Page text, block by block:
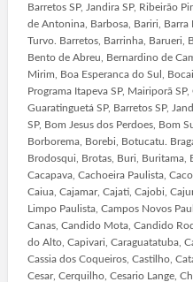
Barretos SP, Jandira SP, Ribeirão
de Antonina, Barbosa, Bariri,
Turvo. Barretos, Barrinha, Barueri,
Bento de Abreu, Bernardino de
Mirim, Boa Esperanca do Sul,
Programa Itapeva SP, Mairiporã SP,
Guaratinguetá SP, Barretos SP,
SP, Bom Jesus dos Perdoes, Bom
Borborema, Borebi, Botucatu.
Brodosqui, Brotas, Buri, Buritama,
Cacapava, Cachoeira Paulista,
Caiua, Cajamar, Cajati, Cajobi,
Limpo Paulista, Campos Novos
Canas, Candido Mota, Candido
do Alto, Capivari, Caraguatatuba,
Cassia dos Coqueiros, Castilho,
Cesar, Cerquilho, Cesario Lange,